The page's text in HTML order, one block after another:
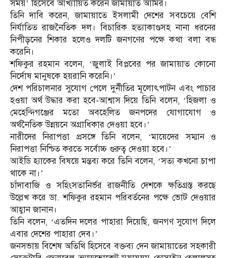
সময়’ হিসেবে আখ্যায়িত করেন জামায়াত আমির।
তিনি দাবি করেন, জামায়াতে ইসলামী দেশের সবচেয়ে বেশি
নির্যাতিত রাজনৈতিক দল। বিচারিক হত্যাকাণ্ডসহ নানা ধরনের
নিপীড়নের শিকার হলেও দলটি জনগণের পক্ষে কথা বলা বন্ধ
করেনি।
শফিকুর রহমান বলেন, ‘জুলাই বিপ্লবের পর জামায়াত কোনো
নির্দোষ মানুষকে হয়রানি করেনি।’
দেশ পরিচালনার সুযোগ পেলে দুর্নীতির মূলোৎপাটন এবং পাচার
হওয়া অর্থ উদ্ধার করা হবে-আশ্বাস দিয়ে তিনি বলেন, ‘হিজলা ও
মেহেন্দিগঞ্জের মতো অবহেলিত জনপদের যোগাযোগ ও
অর্থনৈতিক উন্নয়নে অগ্রাধিকার দেওয়া হবে।’
নারীদের নিরাপত্তা প্রসঙ্গে তিনি বলেন, ‘মায়েদের সম্মান ও
নিরাপত্তা নিশ্চিত করতে সর্বোচ্চ গুরুত্ব দেওয়া হবে।’
আইডি হ্যাকের বিষয়ে মন্তব্য করে তিনি বলেন, ‘সত্য কখনো চাপা
থাকে না।’
চাঁদাবাজি ও সহিংসতানির্ভর রাজনীতি দেশকে ক্ষতিগ্রস্ত করছে
উল্লেখ করে ডা. শফিকুর রহমান পরিবর্তনের পক্ষে ভোট দেওয়ার
আহ্বান জানান।
তিনি বলেন, ‘এতদিন দলের পাহারা দিয়েছি, জনগণ সুযোগ দিলে
এবার দেশের পাহারা দেব।’
জনসভায় বিশেষ অতিথি হিসেবে বক্তব্য দেন জামায়াতের সহকারী